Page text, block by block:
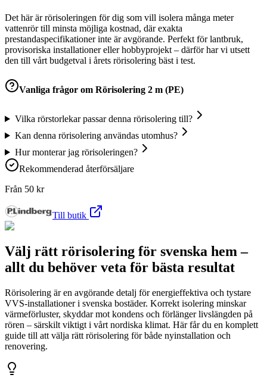
Det här är rörisoleringen för dig som vill isolera många meter
vattenrör till minsta möjliga kostnad, där exakta
prestandaspecifikationer inte är avgörande. Perfekt för lantbruk,
provisoriska installationer eller hobbyprojekt – därför har vi utsett
den till vårt budgetval i årets rörisolering bäst i test.
Vanliga frågor om Rörisolering 2 m (PE)
Vilka rörstorlekar passar denna rörisolering till?
Kan denna rörisolering användas utomhus?
Hur monterar jag rörisoleringen?
Rekommenderad återförsäljare
Från 50 kr
Till butik
Välj rätt rörisolering för svenska hem –
allt du behöver veta för bästa resultat
Rörisolering är en avgörande detalj för energieffektiva och tystare
VVS-installationer i svenska bostäder. Korrekt isolering minskar
värmeförluster, skyddar mot kondens och förlänger livslängden på
rören – särskilt viktigt i vårt nordiska klimat. Här får du en komplett
guide till att välja rätt rörisolering för både nyinstallation och
renovering.